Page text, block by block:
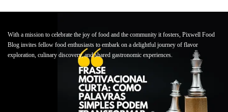
With a mission to celebrate the joy of food and the community it fosters, Pixwell Food
Blog invites fellow food enthusiasts to embark on a delightful journey of flavor
exploration, culinary discovery, and shared gastronomic experiences.